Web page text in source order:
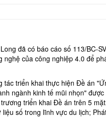
đã có báo cáo số 113/BC-
nghệ của công nghiệp 4.0 để
tác triển khai thực hiện Đề án
ngành kinh tế mũi nhọn"
triển khai Đề án trên 5
liệu số trong lĩnh vực du lịch;